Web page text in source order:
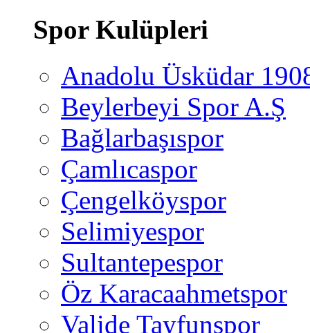
Spor Kulüpleri
Anadolu Üsküdar
Beylerbeyi Spor A.Ş
Bağlarbaşıspor
Çamlıcaspor
Çengelköyspor
Selimiyespor
Sultantepespor
Öz Karacaahmetspor
Valide Tayfunspor